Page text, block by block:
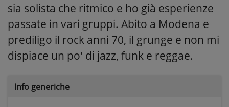
sia solista che ritmico e ho già esperienze
passate in vari gruppi. Abito a Modena e
prediligo il rock anni 70, il grunge e non mi
dispiace un po' di jazz, funk e reggae.
Info generiche